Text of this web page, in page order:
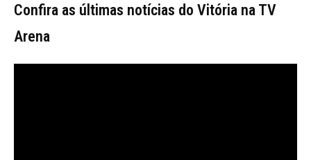
Confira as últimas notícias do Vitória na TV
Arena